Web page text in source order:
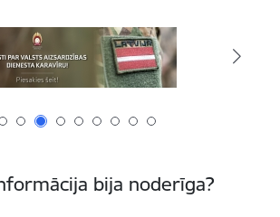
bija noderīga?